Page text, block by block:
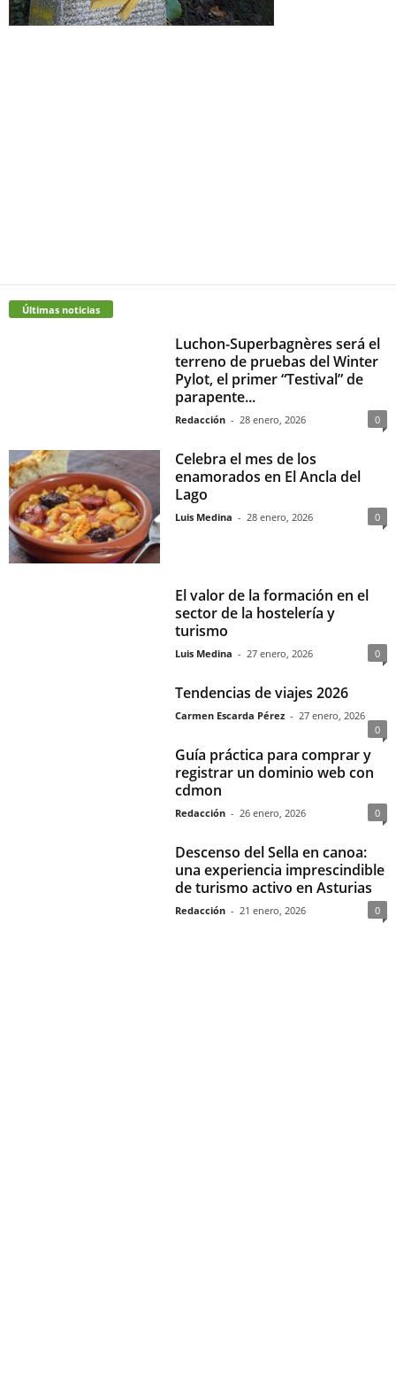
Últimas noticias
Luchon-Superbagnères será el
terreno de pruebas del Winter
Pylot, el primer “Testival” de
parapente...
Redacción - 28 enero, 2026 0
Celebra el mes de los
enamorados en El Ancla del
Lago
Luis Medina - 28 enero, 2026 0
El valor de la formación en el
sector de la hostelería y
turismo
Luis Medina - 27 enero, 2026 0
Tendencias de viajes 2026
Carmen Escarda Pérez - 27 enero, 2026
0
Guía práctica para comprar y
registrar un dominio web con
cdmon
Redacción - 26 enero, 2026 0
Descenso del Sella en canoa:
una experiencia imprescindible
de turismo activo en Asturias
Redacción - 21 enero, 2026 0